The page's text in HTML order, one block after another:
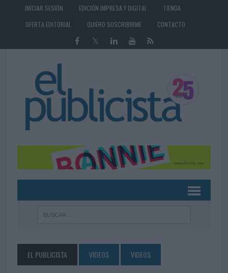
INICIAR SESIÓN EDICIÓN IMPRESA Y DIGITAL
TIENDA
OFERTA EDITORIAL
QUIERO SUSCRIBIRME CONTACTO
EL PUBLICISTA VIDEOS VIDEOS